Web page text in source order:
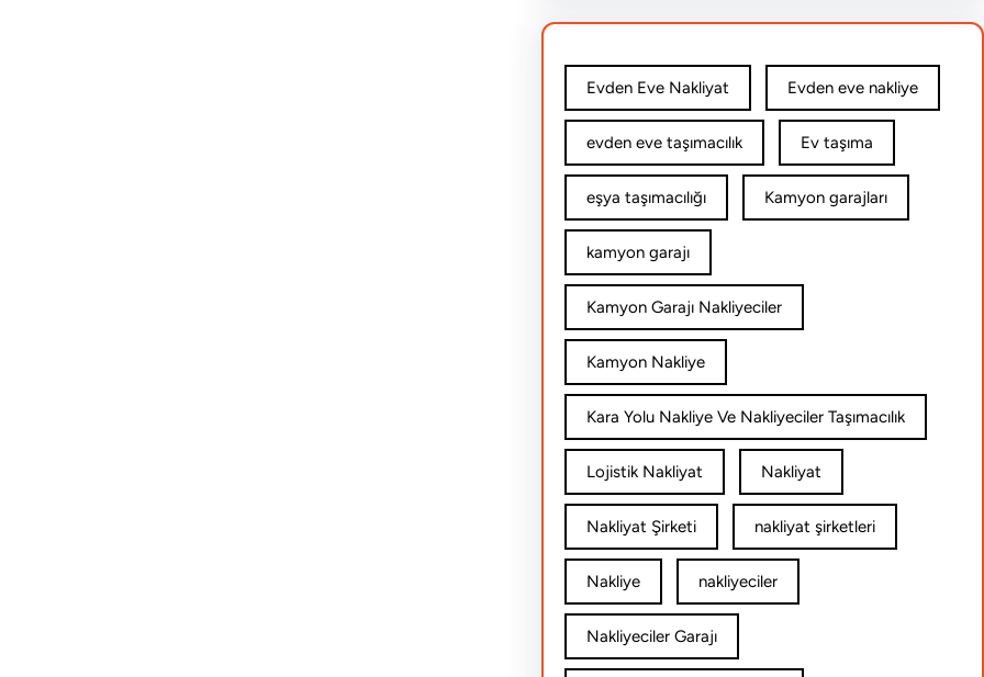
Evden Eve Nakliyat Evden eve nakliye
evden eve taşımacılık Ev taşıma
eşya taşımacılığı Kamyon garajları
kamyon garajı
Kamyon Garajı Nakliyeciler
Kamyon Nakliye
Kara Yolu Nakliye Ve Nakliyeciler Taşımacılık
Lojistik Nakliyat Nakliyat
Nakliyat Şirketi nakliyat şirketleri
Nakliye nakliyeciler
Nakliyeciler Garajı